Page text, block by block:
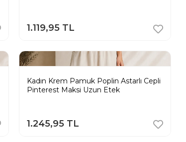
1.119,95 TL
Kadın Krem Pamuk Poplin Astarlı Cepli
Pinterest Maksi Uzun Etek
1.245,95 TL